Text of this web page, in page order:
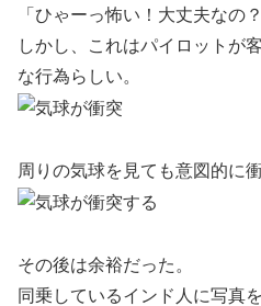
「ひゃーっ怖い！大丈夫なの？
しかし、これはパイロットが
な行為らしい。
周りの気球を見ても意図的に
その後は余裕だった。
同乗しているインド人に写真